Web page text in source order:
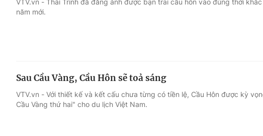
VTV.vn - Thái Trinh đã đăng ảnh được bạn trai cầu hôn vào đúng thời
năm mới.
Sau Cầu Vàng, Cầu Hôn sẽ toả sáng
VTV.vn - Với thiết kế và kết cấu chưa từng có tiền lệ, Cầu Hôn được kỳ
Cầu Vàng thứ hai" cho du lịch Việt Nam.